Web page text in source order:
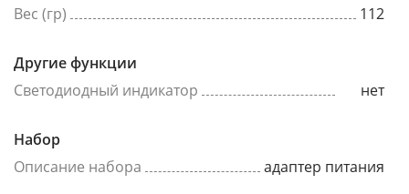
Вес (гр)
112
Другие функции
Светодиодный индикатор
нет
Набор
Описание набора
адаптер питания